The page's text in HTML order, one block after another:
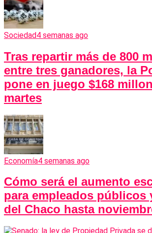
Sociedad4 semanas ago
Tras repartir más de 800
entre tres ganadores, la
pone en juego $168
martes
Economía4 semanas ago
Cómo será el aumento
para empleados públicos
del Chaco hasta